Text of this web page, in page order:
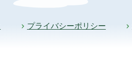
プライバシーポリシー